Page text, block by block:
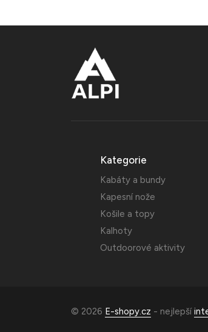
Kategorie
Kabáty a bundy
Kapesní nože
Košile a topy
Kalhoty
Outdoorové aktivity
© 2026 E-shopy.cz - nejlepší